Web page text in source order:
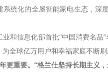
统化的全屋智能家电生态，
信息化部首批“中国消费名品”
全球亿万用户和幸福家庭不断刷
更重要。”格兰仕坚持长期主义